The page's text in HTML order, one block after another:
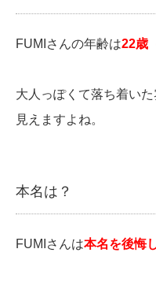
FUMIさんの年齢は22歳
大人っぽくて落ち着い
見えますよね。
本名は？
FUMIさんは本名を後悔